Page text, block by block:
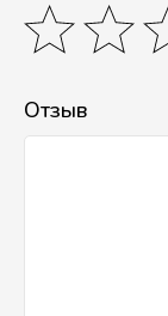
Отзыв